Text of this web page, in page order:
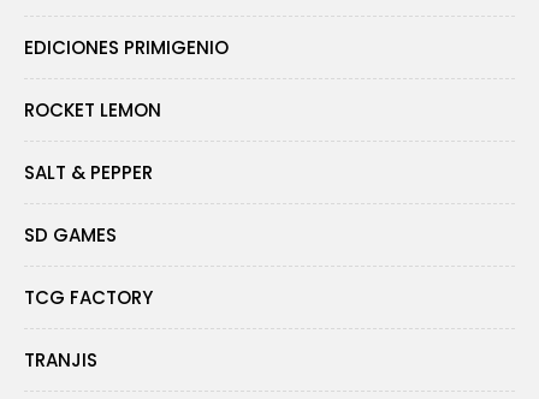
EDICIONES PRIMIGENIO
ROCKET LEMON
SALT & PEPPER
SD GAMES
TCG FACTORY
TRANJIS